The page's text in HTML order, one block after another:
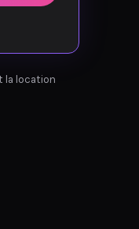
la location